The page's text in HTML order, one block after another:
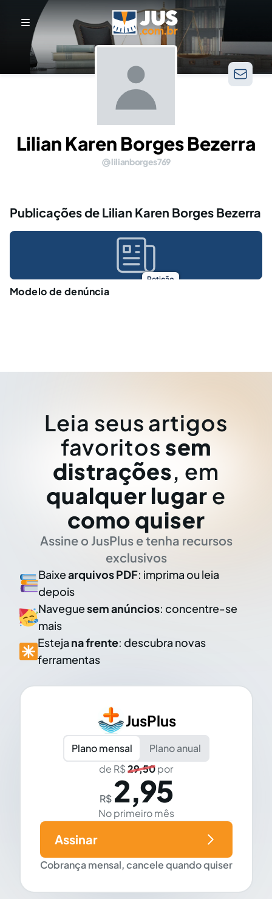
Lilian Karen Borges Bezerra
lilianborges769
Publicações de Lilian Karen Borges Bezerra
Petição
Modelo de denúncia
Leia seus artigos
favoritos sem
distrações, em
qualquer lugar e
como quiser
Assine o JusPlus e tenha recursos
exclusivos
Baixearquivos PDF: imprima ou leia
depois
Naveguesem anúncios: concentre-se
mais
Esteja na frente: descubra novas
ferramentas
JusPlus
Plano mensal
Plano anual
de R$29,50por
R$ 2,95
No primeiro mês
Cobrança mensal, cancele quando quiser
Assinar